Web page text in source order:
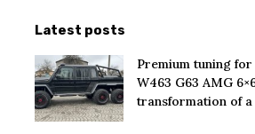
Latest posts
Premium tuning
W463 G63 AMG
transformation of